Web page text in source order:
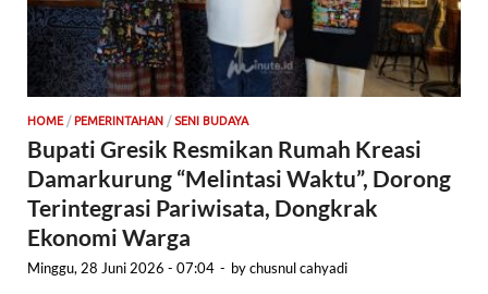
HOME / PEMERINTAHAN / SENI BUDAYA
Bupati Gresik Resmikan Rumah Kreasi
Damarkurung “Melintasi Waktu”, Dorong
Terintegrasi Pariwisata, Dongkrak
Ekonomi Warga
Minggu, 28 Juni 2026 - 07:04 - bychusnul cahyadi